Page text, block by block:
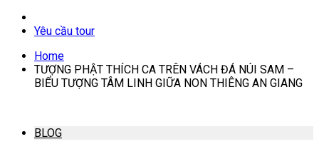
Yêu cầu tour
Home
TƯỢNG PHẬT THÍCH CA TRÊN VÁCH ĐÁ NÚI SAM –
BIỂU TƯỢNG TÂM LINH GIỮA NON THIÊNG AN GIANG
BLOG